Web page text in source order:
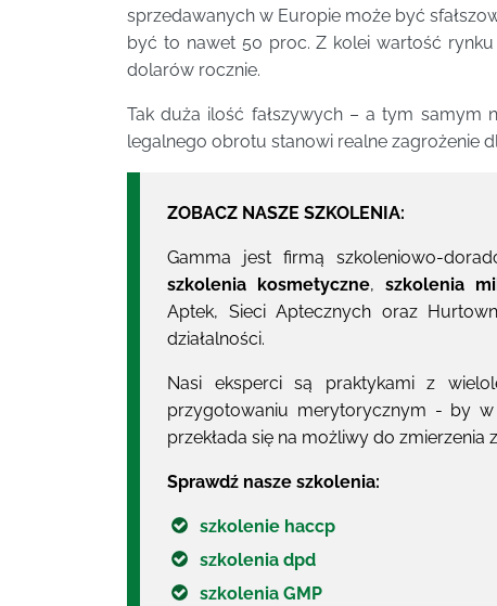
sprzedawanych w Europie może być
być to nawet 50 proc. Z kolei wartość
dolarów rocznie.
Tak duża ilość fałszywych – a tym samym
legalnego obrotu stanowi realne zagrożenie
ZOBACZ NASZE SZKOLENIA:
Gamma jest firmą szkoleniowo-
szkolenia kosmetyczne, szkolenia
Aptek, Sieci Aptecznych oraz
działalności.
Nasi eksperci są praktykami z
przygotowaniu merytorycznym - by
przekłada się na możliwy do zmierzenia
Sprawdź nasze szkolenia:
szkolenie haccp
szkolenia dpd
szkolenia GMP